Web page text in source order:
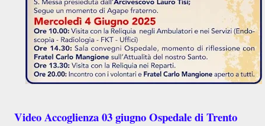
Video Accoglienza 03 giugno Ospedale di Trento